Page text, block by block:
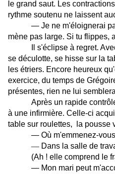
le grand saut. Les
rythme soutenu ne laissent
— Je ne m'éloignerai
mène pas large. Si tu flippes,
Il s'éclipse à regret.
se déculotte, se hisse sur la
les étriers. Encore heureux
exercice, du temps de
présentes, rien ne lui
Après un rapide
à une infirmière. Celle-ci
table sur roulettes, la pousse
— Où m'emmenez-
— Dans la salle de
(Ah ! elle comprend le
— Mon mari peut